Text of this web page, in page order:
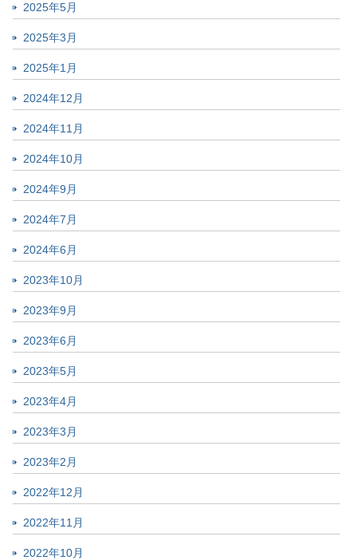
2025年5月
2025年3月
2025年1月
2024年12月
2024年11月
2024年10月
2024年9月
2024年7月
2024年6月
2023年10月
2023年9月
2023年6月
2023年5月
2023年4月
2023年3月
2023年2月
2022年12月
2022年11月
2022年10月